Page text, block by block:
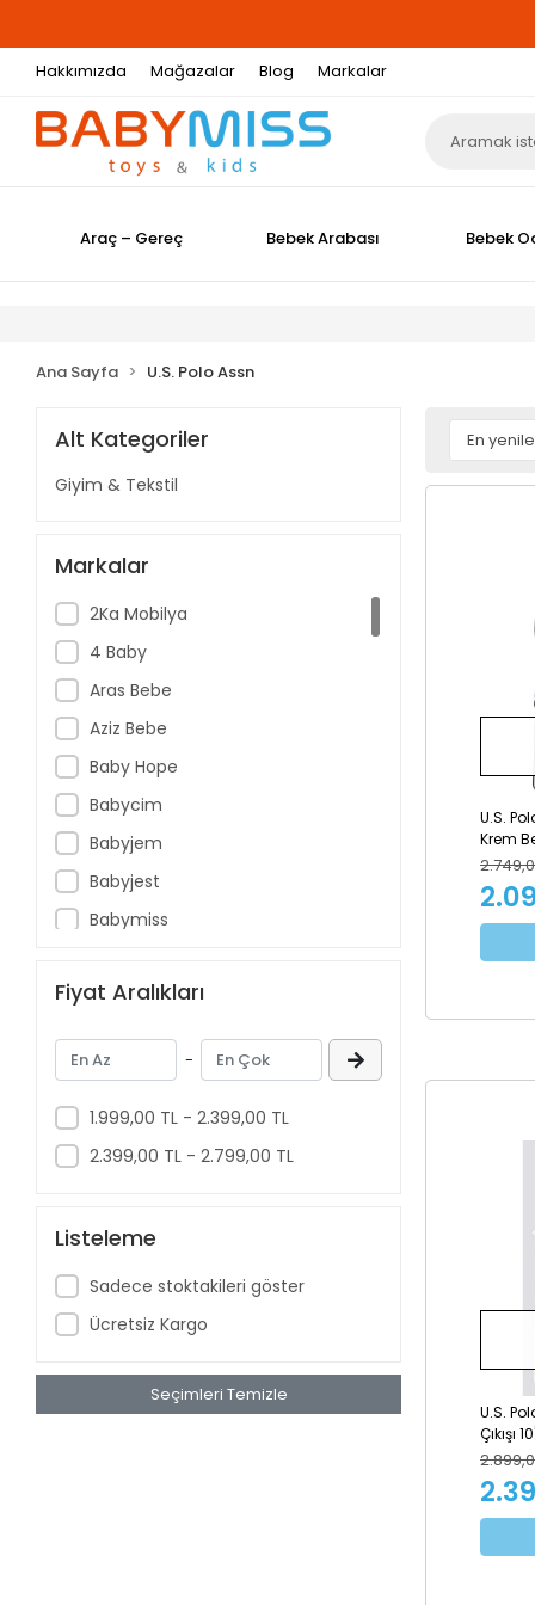
Hakkımızda Mağazalar Blog Markalar
Araç – Gereç Bebek Arabası Bebek
Ana Sayfa U.S. Polo Assn
Alt Kategoriler
Giyim & Tekstil
Markalar
2Ka Mobilya
4 Baby
Aras Bebe
Aziz Bebe
Baby Hope
Babycim
Babyjem
Babyjest
Babymiss
Be-Be
Bebecco
bebek evi
Bebetti
Begi
Bestway
Clementoni
Convers
Dede Oyuncak
Fiyat Aralıkları
-
1.999,00 TL - 2.399,00 TL
2.399,00 TL - 2.799,00 TL
Listeleme
Sadece stoktakileri göster
Ücretsiz Kargo
Seçimleri Temizle
U.S.
Krem
Çıkış
U.S.
Çıkışı